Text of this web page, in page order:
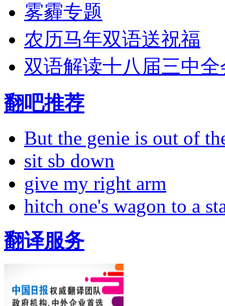
雾霾专题
农历马年双语送祝福
双语解读十八届三中全
翻吧推荐
But the genie is out of
sit sb down
give my right arm
hitch one's wagon to a
翻译服务